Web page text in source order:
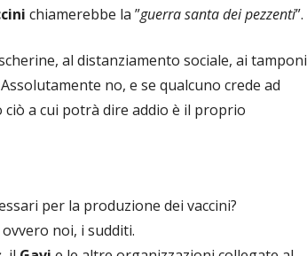
chiamerebbe la ”guerra santa dei pezzenti”.
al distanziamento sociale, ai tamponi
no, e se qualcuno crede ad
a cui potrà dire addio è il proprio
per la produzione dei vaccini?
noi, i sudditi.